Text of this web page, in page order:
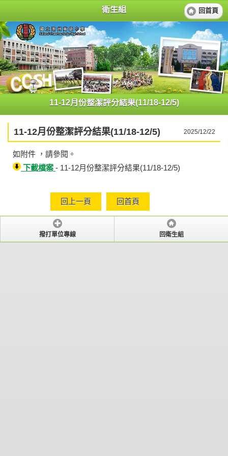
衛生組 回首頁
11-12月份整潔評分結果(11/18-12/5)
11-12月份整潔評分結果(11/18-12/5) 2025/12/22
如附件 ，請參閱。
下載檔案 - 11-12月份整潔評分結果(11/18-12/5)
回上一頁 回首頁
撥打單位專線 回衛生組